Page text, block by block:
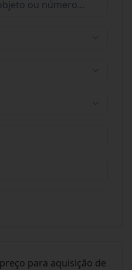
para aquisição de